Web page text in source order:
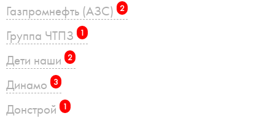
Газпромнефть (АЗС) 2
Группа ЧТПЗ 1
Дети наши 2
Динамо 3
Донстрой 1